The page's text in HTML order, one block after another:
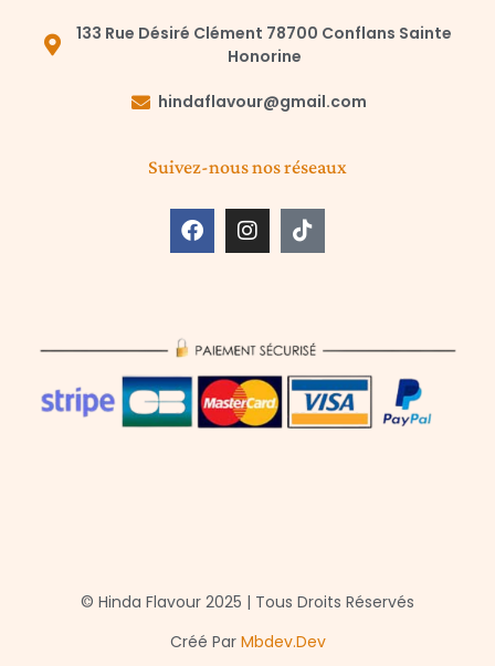
133 Rue Désiré Clément 78700 Conflans Sainte
Honorine
hindaflavour@gmail.com
Suivez-nous nos réseaux
© Hinda Flavour 2025 | Tous Droits Réservés
Créé Par Mbdev.dev